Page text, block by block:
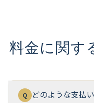
料金に関す
Q どのような支払